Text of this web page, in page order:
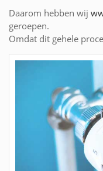
Daarom hebben wij
geroepen.
Omdat dit gehele